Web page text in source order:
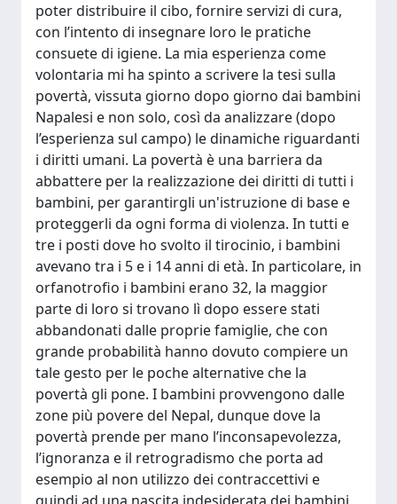
poter distribuire il cibo, fornire servizi di cura,
con l’intento di insegnare loro le pratiche
consuete di igiene. La mia esperienza come
volontaria mi ha spinto a scrivere la tesi sulla
povertà, vissuta giorno dopo giorno dai bambini
Napalesi e non solo, così da analizzare (dopo
l’esperienza sul campo) le dinamiche riguardanti
i diritti umani. La povertà è una barriera da
abbattere per la realizzazione dei diritti di tutti i
bambini, per garantirgli un'istruzione di base e
proteggerli da ogni forma di violenza. In tutti e
tre i posti dove ho svolto il tirocinio, i bambini
avevano tra i 5 e i 14 anni di età. In particolare, in
orfanotrofio i bambini erano 32, la maggior
parte di loro si trovano lì dopo essere stati
abbandonati dalle proprie famiglie, che con
grande probabilità hanno dovuto compiere un
tale gesto per le poche alternative che la
povertà gli pone. I bambini provvengono dalle
zone più povere del Nepal, dunque dove la
povertà prende per mano l’inconsapevolezza,
l’ignoranza e il retrogradismo che porta ad
esempio al non utilizzo dei contraccettivi e